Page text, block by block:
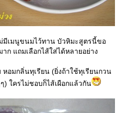
มีเมนูขนมไว้ทาน บัวหิมะสูตรนี้ขอ
แถมเลือกไส้ใส่ได้หลายอย่าง
อมกลิ่นทุเรียน (ยิ่งถ้าใช้ทุเรียนกวน
ใครไม่ชอบก็ไส้เผือกแล้วกัน